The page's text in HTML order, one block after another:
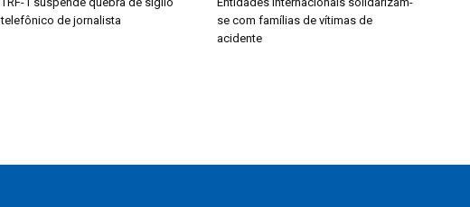
telefônico de jornalista
se com famílias de vítimas de
acidente